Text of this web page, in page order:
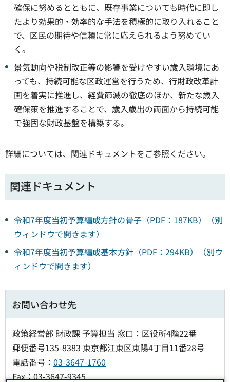
確保に努めるとともに、既存事業についても時代に即し
たより効果的・効率的な手法を積極的に取り入れること
で、区民の期待や信頼に常に応えられるよう努めてい
く。
景気動向や税制改正等の影響を受けやすい歳入環境にあ
っても、持続可能な区政運営を行うため、行財政改革計
画を着実に推進し、経費節減の徹底のほか、新たな歳入
確保策を推進することで、歳入歳出の両面から持続可能
で強固な財政基盤を構築する。
詳細については、関連ドキュメントをご参照ください。
関連ドキュメント
令和7年度当初予算編成方針の骨子（PDF：187KB）（別
ウィンドウで開きます）
令和7年度当初予算編成基本方針（PDF：294KB）（別ウ
ィンドウで開きます）
お問い合わせ先
政策経営部 財政課 予算担当 窓口：区役所4階22番
郵便番号135-8383 東京都江東区東陽4丁目11番28号
電話番号： 03-3647-1760
Fax：03-3647-9345